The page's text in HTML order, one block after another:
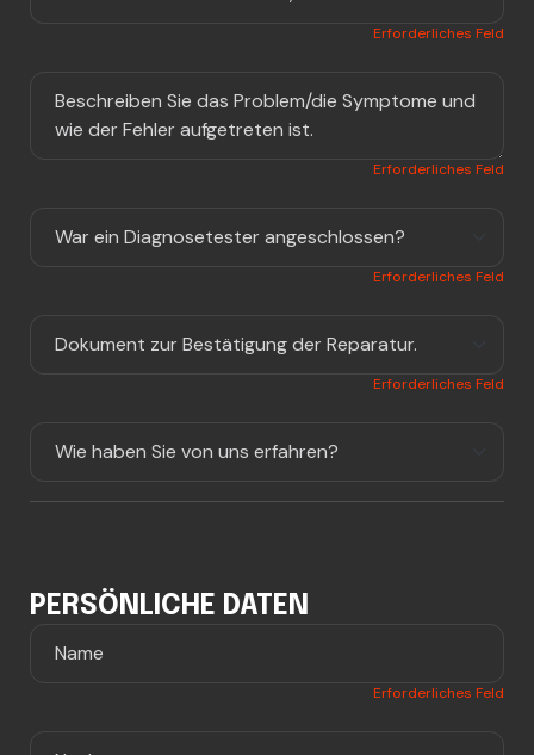
Erforderliches Feld
Erforderliches Feld
Erforderliches Feld
Erforderliches Feld
PERSÖNLICHE DATEN
Erforderliches Feld